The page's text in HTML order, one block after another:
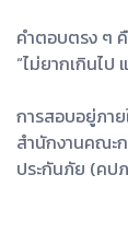
คำตอบตรง ๆ
“ไม่ยากเกินไป
การสอบอยู่ภา
สำนักงานคณะ
ประกันภัย (คป